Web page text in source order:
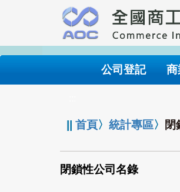
要
內
公司登記 商
||首頁〉統計專區〉 閉
閉鎖性公司名錄